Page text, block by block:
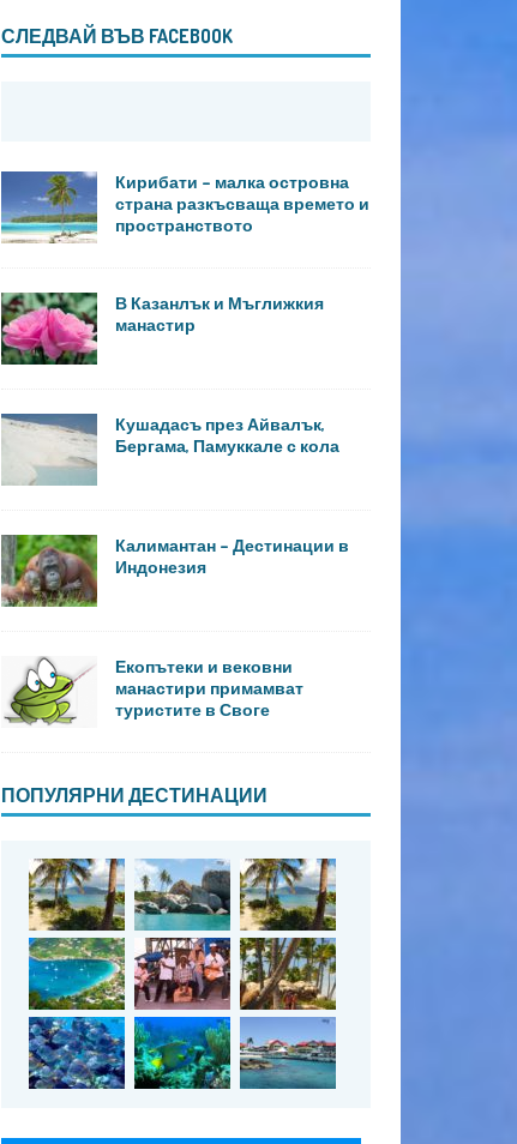
СЛЕДВАЙ ВЪВ FACEBOOK
Кирибати – малка островна
страна разкъсваща времето и
пространството
В Казанлък и Мъглижкия
манастир
Кушадасъ през Айвалък,
Бергама, Памуккале с кола
Калимантан – Дестинации в
Индонезия
Екопътеки и вековни
манастири примамват
туристите в Своге
ПОПУЛЯРНИ ДЕСТИНАЦИИ